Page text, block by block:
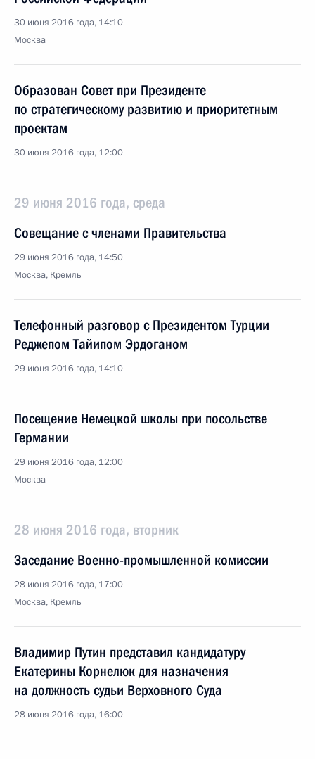
30 июня 2016 года, 14:10
Москва
Образован Совет при Президенте
по стратегическому развитию и приоритетным
проектам
30 июня 2016 года, 12:00
29 июня 2016 года, среда
Совещание с членами Правительства
29 июня 2016 года, 14:50
Москва, Кремль
Телефонный разговор с Президентом Турции
Реджепом Тайипом Эрдоганом
29 июня 2016 года, 14:10
Посещение Немецкой школы при посольстве
Германии
29 июня 2016 года, 12:00
Москва
28 июня 2016 года, вторник
Заседание Военно-промышленной комиссии
28 июня 2016 года, 17:00
Москва, Кремль
Владимир Путин представил кандидатуру
Екатерины Корнелюк для назначения
на должность судьи Верховного Суда
28 июня 2016 года, 16:00